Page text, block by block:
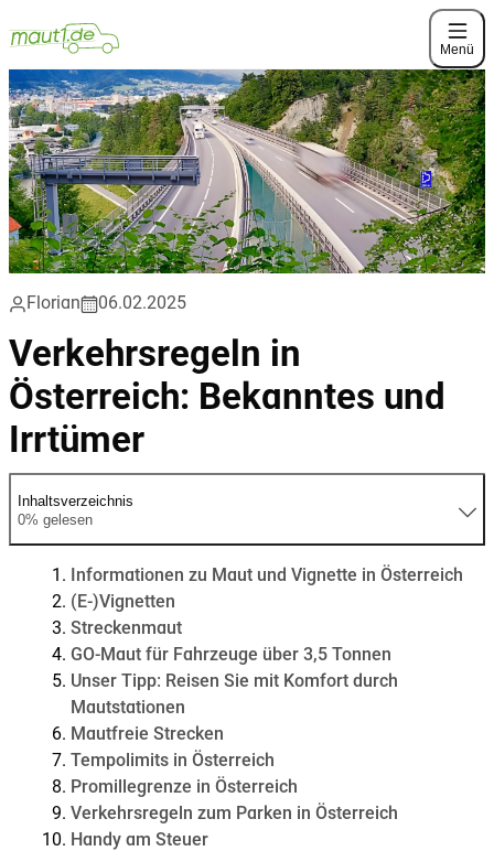
Menü
Florian 06.02.2025
Verkehrsregeln in
Österreich: Bekanntes und
Irrtümer
Inhaltsverzeichnis
0% gelesen
Informationen zu Maut und Vignette in Österreich
(E-)Vignetten
Streckenmaut
GO-Maut für Fahrzeuge über 3,5 Tonnen
Unser Tipp: Reisen Sie mit Komfort durch
Mautstationen
Mautfreie Strecken
Tempolimits in Österreich
Promillegrenze in Österreich
Verkehrsregeln zum Parken in Österreich
Handy am Steuer